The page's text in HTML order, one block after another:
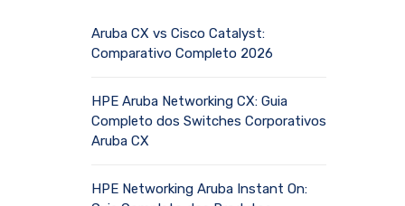
Aruba CX vs Cisco Catalyst:
Comparativo Completo 2026
HPE Aruba Networking CX: Guia
Completo dos Switches Corporativos
Aruba CX
HPE Networking Aruba Instant On: